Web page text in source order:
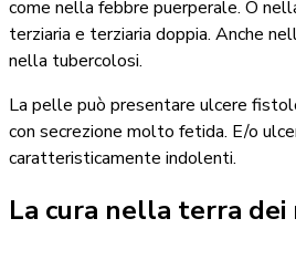
come nella febbre puerperale. O
terziaria e terziaria doppia. Anche
nella tubercolosi.
La pelle può presentare ulcere
con secrezione molto fetida. E/o
caratteristicamente indolenti.
La cura nella terra dei